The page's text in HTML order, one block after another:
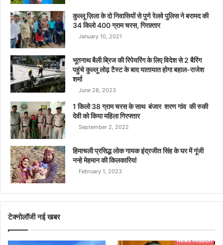
कुल्लू ज़िला के दो निवासियों से पुणे रेलवे पुलिस ने बरामद की
34 किलो 400 ग्राम चरस, गिरफ़्तार
January 10, 2021
भूतनाथ बैली ब्रिज की रिपेयरिंग के लिए विदेश से 2 बैरिंग
पहुंचे कुल्लू लोढ़ टैस्ट के बाद यातायात होगा बहाल-राजेश
शर्मा
June 28, 2023
1 किलो 38 ग्राम चरस के साथ बंजार शरण गांव की रुकी
देवी को किया महिला गिरफ्तार
September 2, 2022
हिमाचली प्रसिद्ध लोक गायक इंद्रजीत सिंह के घर में गूंजी
नन्हे मेहमान की किलकारियां
February 1, 2023
टेक्नोलॉजी नई खबर